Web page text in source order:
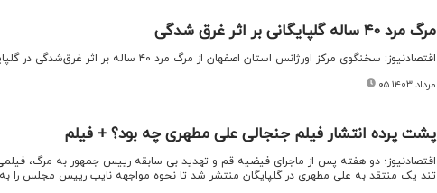
مرگ مرد ۴۰ ساله گلپایگانی بر اثر غرق شدگی
اقتصادنیوز: سخنگوی مرکز اورژانس استان اصفهان از مرگ مرد ۴۰ ساله بر اثر غرق‌شدگی در گلپایگان خبر داد.
۰۵ مرداد ۱۴۰۳
پشت پرده انتشار فیلم جنجالی علی مطهری چه بود؟ + فیلم
اقتصادنیوز؛ دو هفته پس از ماجرای فیضیه قم و تهدید بی سابقه رییس جمهور به مرگ،
تند یک منتقد به علی ‏مطهری در گلپایگان منتشر شد تا نحوه مواجهه نایب رییس مجلس را